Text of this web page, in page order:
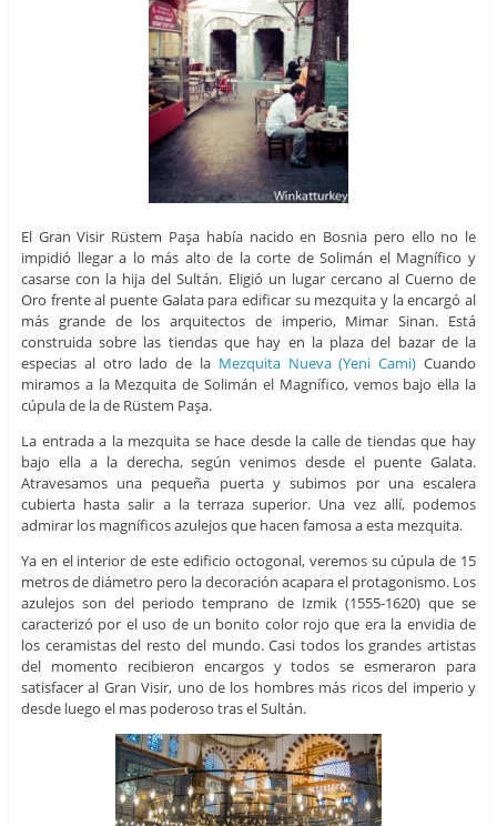
El Gran Visir Rüstem Paşa había nacido en Bosnia pero ello no le
impidió llegar a lo más alto de la corte de Solimán el Magnífico y
casarse con la hija del Sultán. Eligió un lugar cercano al Cuerno de
Oro frente al puente Galata para edificar su mezquita y la encargó al
más grande de los arquitectos de imperio, Mimar Sinan. Está
construida sobre las tiendas que hay en la plaza del bazar de la
especias al otro lado de la Mezquita Nueva (Yeni Cami) Cuando
miramos a la Mezquita de Solimán el Magnífico, vemos bajo ella la
cúpula de la de Rüstem Paşa.
La entrada a la mezquita se hace desde la calle de tiendas que hay
bajo ella a la derecha, según venimos desde el puente Galata.
Atravesamos una pequeña puerta y subimos por una escalera
cubierta hasta salir a la terraza superior. Una vez allí, podemos
admirar los magníficos azulejos que hacen famosa a esta mezquita.
Ya en el interior de este edificio octogonal, veremos su cúpula de 15
metros de diámetro pero la decoración acapara el protagonismo. Los
azulejos son del periodo temprano de Izmik (1555-1620) que se
caracterizó por el uso de un bonito color rojo que era la envidia de
los ceramistas del resto del mundo. Casi todos los grandes artistas
del momento recibieron encargos y todos se esmeraron para
satisfacer al Gran Visir, uno de los hombres más ricos del imperio y
desde luego el mas poderoso tras el Sultán.